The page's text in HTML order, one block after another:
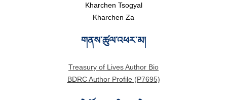
Kharchen Tsogyal
Kharchen Za
གནས་ཚུལ་འཕར་མ།
Treasury of Lives Author Bio
BDRC Author Profile (P7695)